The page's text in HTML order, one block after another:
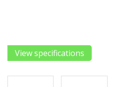
View specifications